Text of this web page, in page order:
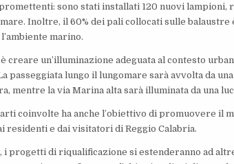
sono stati installati 120 nuovi lampioni,
Inoltre, il 60% dei pali collocati sulle
marino.
creare un’illuminazione adeguata al contesto
passeggiata lungo il lungomare sarà avvolta da
mentre la via Marina alta sarà illuminata da una
coinvolte ha anche l’obiettivo di promuovere il
e dai visitatori di Reggio Calabria.
i progetti di riqualificazione si estenderanno ad